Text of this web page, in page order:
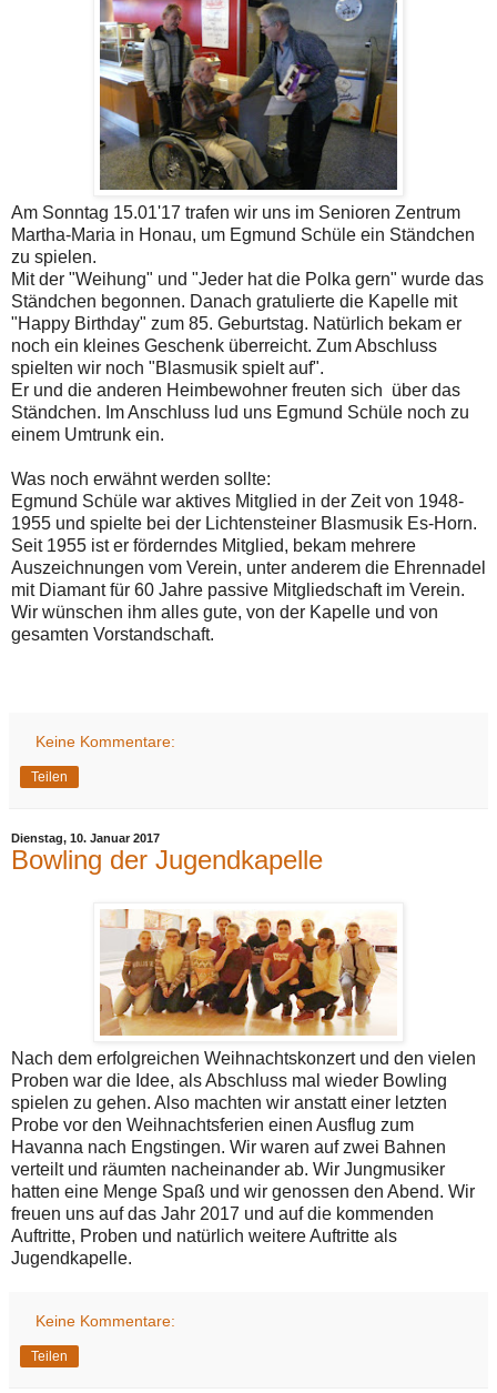
Am Sonntag 15.01'17 trafen wir uns im Senioren Zentrum
Martha-Maria in Honau, um Egmund Schüle ein Ständchen
zu spielen.
Mit der "Weihung" und "Jeder hat die Polka gern" wurde das
Ständchen begonnen. Danach gratulierte die Kapelle mit
"Happy Birthday" zum 85. Geburtstag. Natürlich bekam er
noch ein kleines Geschenk überreicht. Zum Abschluss
spielten wir noch "Blasmusik spielt auf".
Er und die anderen Heimbewohner freuten sich über das
Ständchen. Im Anschluss lud uns Egmund Schüle noch zu
einem Umtrunk ein.
Was noch erwähnt werden sollte:
Egmund Schüle war aktives Mitglied in der Zeit von 1948-
1955 und spielte bei der Lichtensteiner Blasmusik Es-Horn.
Seit 1955 ist er förderndes Mitglied, bekam mehrere
Auszeichnungen vom Verein, unter anderem die Ehrennadel
mit Diamant für 60 Jahre passive Mitgliedschaft im Verein.
Wir wünschen ihm alles gute, von der Kapelle und von
gesamten Vorstandschaft.
Keine Kommentare:
Teilen
Dienstag, 10. Januar 2017
Bowling der Jugendkapelle
Nach dem erfolgreichen Weihnachtskonzert und den vielen
Proben war die Idee, als Abschluss mal wieder Bowling
spielen zu gehen. Also machten wir anstatt einer letzten
Probe vor den Weihnachtsferien einen Ausflug zum
Havanna nach Engstingen. Wir waren auf zwei Bahnen
verteilt und räumten nacheinander ab. Wir Jungmusiker
hatten eine Menge Spaß und wir genossen den Abend. Wir
freuen uns auf das Jahr 2017 und auf die kommenden
Auftritte, Proben und natürlich weitere Auftritte als
Jugendkapelle.
Keine Kommentare:
Teilen